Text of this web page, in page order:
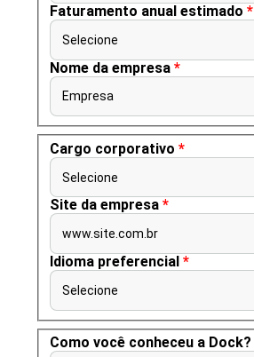
Faturamento anual estimado *
Selecione
Nome da empresa *
Empresa
Cargo corporativo *
Selecione
Site da empresa *
www.site.com.br
Idioma preferencial *
Selecione
Como você conheceu a Dock?